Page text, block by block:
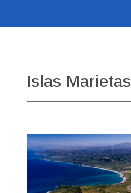
Islas Marietas